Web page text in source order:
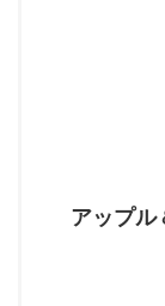
アップル